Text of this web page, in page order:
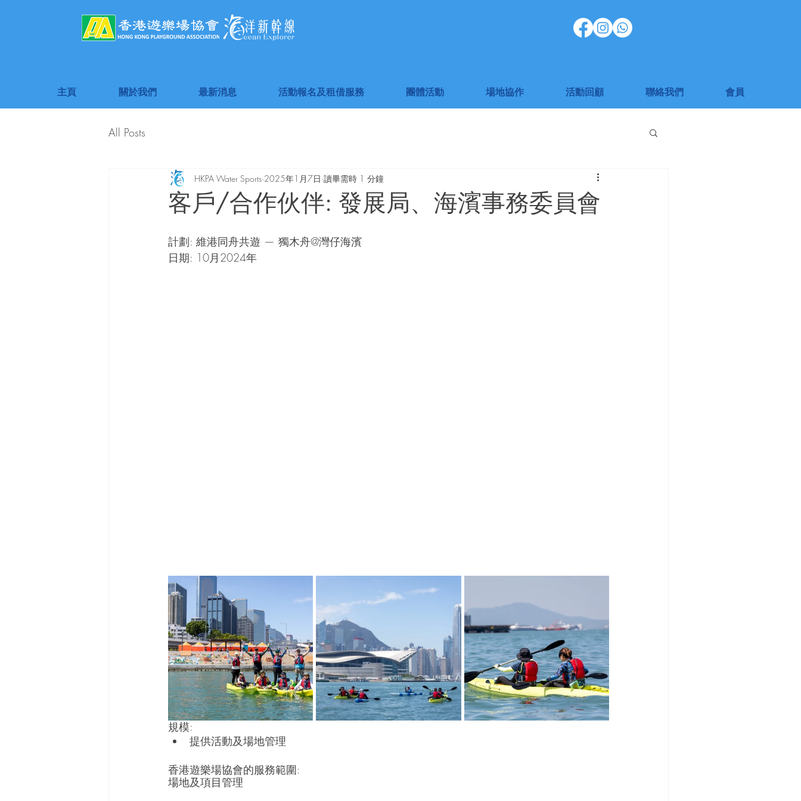
主頁 關於我們 最新消息 活動報名及租借服務 團體活動 場地協作 活動回顧 聯絡我們 會員
All Posts
客戶/合作伙伴: 發展局、海濱事務委員會
HKPA Water Sports 2025年1月7日 讀畢需時 1 分鐘
計劃: 維港同舟共遊 — 獨木舟@灣仔海濱
日期: 10月2024年
規模:
提供活動及場地管理
香港遊樂場協會的服務範圍:
場地及項目管理